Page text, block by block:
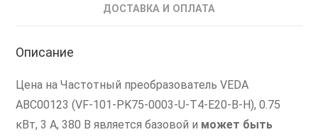
ДОСТАВКА И ОПЛАТА
Описание
Цена на Частотный преобразователь VEDA
ABC00123 (VF-101-PK75-0003-U-T4-E20-B-H), 0.75
кВт, 3 А, 380 В является базовой и может быть